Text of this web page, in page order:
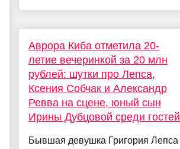
Аврора Киба отметила 20-
летие вечеринкой за 20 млн
рублей: шутки про Лепса,
Ксения Собчак и Александр
Ревва на сцене, юный сын
Ирины Дубцовой среди гостей
Бывшая девушка Григория Лепса